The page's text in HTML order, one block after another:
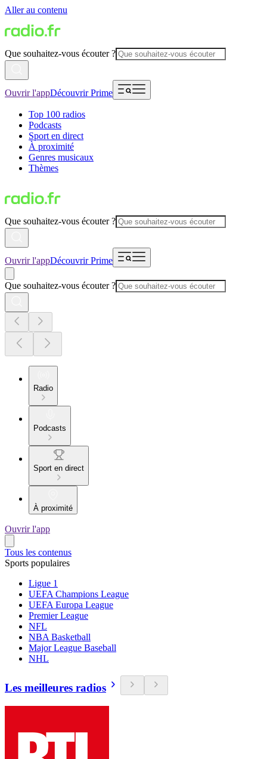
Aller au contenu
Que souhaitez-vous écouter ?
Ouvrir l'appDécouvrir Prime
Top 100 radios
Podcasts
Sport en direct
À proximité
Genres musicaux
Thèmes
Que souhaitez-vous écouter ?
Ouvrir l'appDécouvrir Prime
Que souhaitez-vous écouter ?
Radio
Podcasts
Sport en direct
À proximité
Ouvrir l'app
Tous les contenus
Sports populaires
Ligue 1
UEFA Champions League
UEFA Europa League
Premier League
NFL
NBA Basketball
Major League Baseball
NHL
Les meilleures radios